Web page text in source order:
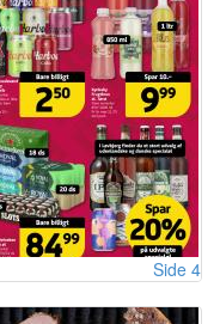
Side 4